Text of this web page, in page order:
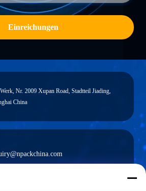
Einreichungen
Nr. 2009 Xupan Road, Stadtteil Jiading,
China